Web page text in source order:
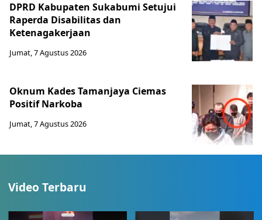
DPRD Kabupaten Sukabumi Setujui
Raperda Disabilitas dan
Ketenagakerjaan
Jumat, 7 Agustus 2026
Oknum Kades Tamanjaya Ciemas
Positif Narkoba
Jumat, 7 Agustus 2026
Video Terbaru